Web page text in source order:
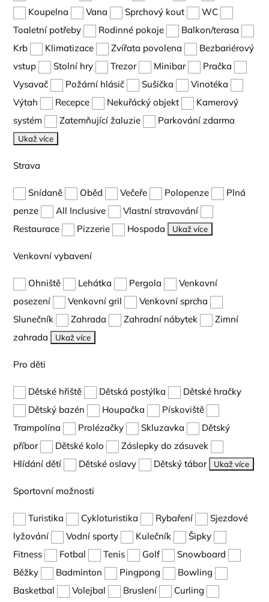
Koupelna
Vana Sprchový kout
WC
Toaletní potřeby
Rodinné pokoje
Balkon/terasa
Krb
Klimatizace Zvířata povolena
Bezbariérový
vstup
Stolní hry Trezor Minibar
Pračka
Vysavač
Požární hlásič Sušička
Vinotéka
Výtah
Recepce Nekuřácký objekt
Kamerový
systém
Zatemňující žaluzie Parkování zdarma
Ukaž více
Strava
Snídaně Oběd Večeře Polopenze
Plná
penze
All Inclusive
Vlastní stravování
Restaurace
Pizzerie Hospoda Ukaž více
Venkovní vybavení
Ohniště Lehátka Pergola
Venkovní
posezení
Venkovní gril
Venkovní sprcha
Slunečník
Zahrada Zahradní nábytek
Zimní
zahrada
Ukaž více
Pro děti
Dětské hřiště Dětská postýlka
Dětské hračky
Dětský bazén
Houpačka
Pískoviště
Trampolína
Prolézačky Skluzavka
Dětský
příbor
Dětské kolo
Záslepky do zásuvek
Hlídání dětí
Dětské oslavy Dětský tábor Ukaž více
Sportovní možnosti
Turistika Cykloturistika Rybaření
Sjezdové
lyžování
Vodní sporty Kulečník
Šipky
Fitness
Fotbal Tenis Golf
Snowboard
Běžky
Badminton Pingpong
Bowling
Basketbal
Volejbal Bruslení
Curling